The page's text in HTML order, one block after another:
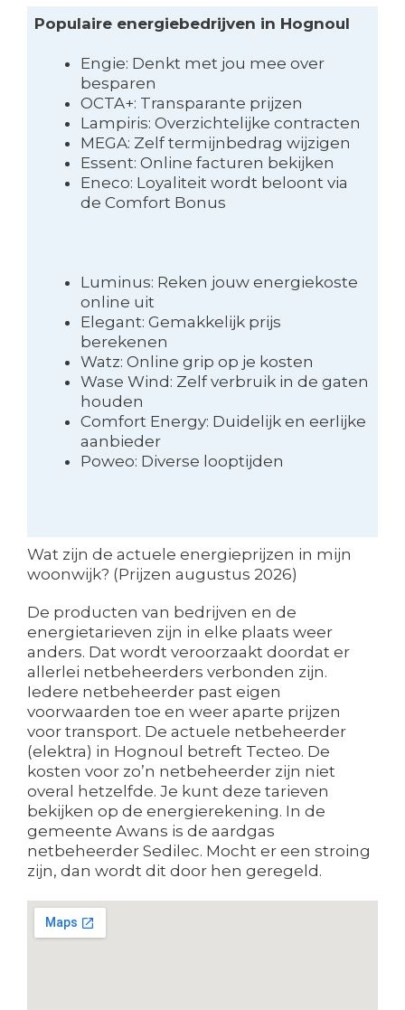
Populaire energiebedrijven in Hognoul
Engie: Denkt met jou mee over
besparen
OCTA+: Transparante prijzen
Lampiris: Overzichtelijke contracten
MEGA: Zelf termijnbedrag wijzigen
Essent: Online facturen bekijken
Eneco: Loyaliteit wordt beloont via
de Comfort Bonus
Luminus: Reken jouw energiekoste
online uit
Elegant: Gemakkelijk prijs
berekenen
Watz: Online grip op je kosten
Wase Wind: Zelf verbruik in de gaten
houden
Comfort Energy: Duidelijk en eerlijke
aanbieder
Poweo: Diverse looptijden
Wat zijn de actuele energieprijzen in mijn
woonwijk? (Prijzen augustus 2026)
De producten van bedrijven en de
energietarieven zijn in elke plaats weer
anders. Dat wordt veroorzaakt doordat er
allerlei netbeheerders verbonden zijn.
Iedere netbeheerder past eigen
voorwaarden toe en weer aparte prijzen
voor transport. De actuele netbeheerder
(elektra) in Hognoul betreft Tecteo. De
kosten voor zo’n netbeheerder zijn niet
overal hetzelfde. Je kunt deze tarieven
bekijken op de energierekening. In de
gemeente Awans is de aardgas
netbeheerder Sedilec. Mocht er een stroing
zijn, dan wordt dit door hen geregeld.